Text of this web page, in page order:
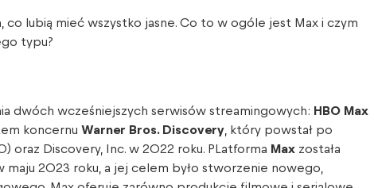
co lubią mieć wszystko jasne. Co to w ogóle jest Max i czym
typu?
dwóch wcześniejszych serwisów streamingowych: HBO Max
koncernu Warner Bros. Discovery , który powstał po
oraz Discovery, Inc. w 2022 roku. PLatforma Max została
maju 2023 roku, a jej celem było stworzenie nowego,